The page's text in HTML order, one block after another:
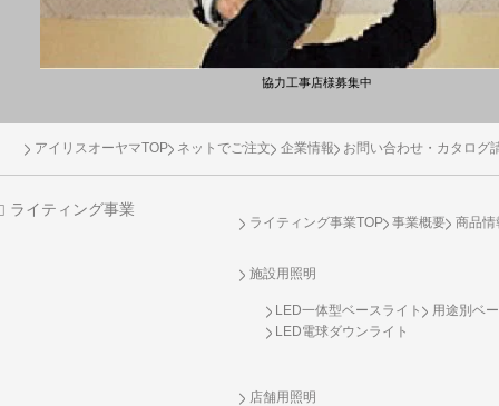
協力工事店様募集中
アイリスオーヤマTOP ネットでご注文 企業情報 お問い合わせ・カタログ
ライティング事業
ライティング事業TOP 事業概要 商品情
施設用照明
LED一体型ベースライト
用途別ベ
LED電球ダウンライト
店舗用照明